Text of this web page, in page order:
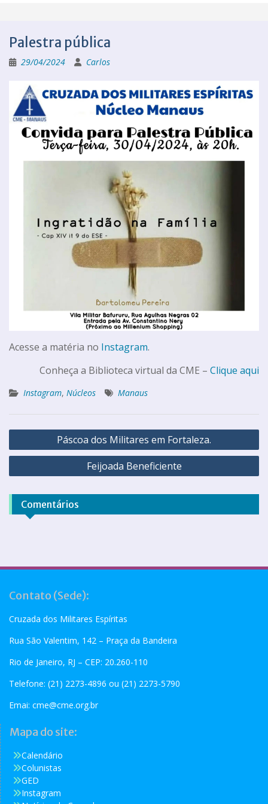
Palestra pública
29/04/2024 Carlos
Acesse a matéria no Instagram.
Conheça a Biblioteca virtual da CME – Clique aqui
Instagram, Núcleos Manaus
Páscoa dos Militares em Fortaleza.
Feijoada Beneficiente
Comentários
Contato (Sede):
Cruzada dos Militares Espíritas
Rua São Valentim, 142 – Praça da Bandeira
Rio de Janeiro, RJ – CEP: 20.260-110
Telefone: (21) 2273-4896 ou (21) 2273-5790
Emai: cme@cme.org.br
Mapa do site:
Calendário
Colunistas
GED
Instagram